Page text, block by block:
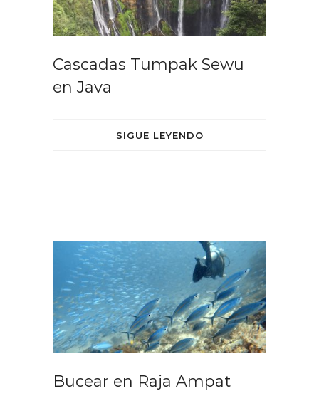
Cascadas Tumpak Sewu
en Java
SIGUE LEYENDO
Bucear en Raja Ampat